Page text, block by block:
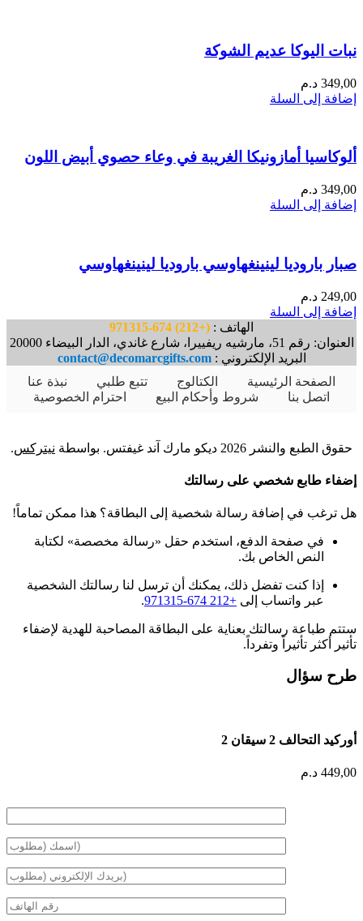
نبات اليوكا عديم الشوكة
349,00 د.م
إضافة إلى السلة
ألوكاسيا أمازونيكا الغريبة في وعاء حصوي أبيض اللون
349,00 د.م
إضافة إلى السلة
صبار باروديا لينينغهاوسي باروديا لينينغهاوسي
249,00 د.م
إضافة إلى السلة
الهاتف : (+212) 674-971315
العنوان: رقم 51، مارشيه ريفييرا، شارع غاندي، الدار البيضاء 20000
البريد الإلكتروني :contact@decomarcgifts.com
الصفحة الرئيسية
الكتالوج تتبع طلبي
نبذة عنا
اتصل بنا
شروط وأحكام البيع احترام الخصوصية
حقوق الطبع والنشر 2026 ديكو مارك آند غيفتس. بواسطة نيتركس.
إضفاء طابع شخصي على رسالتك
هل ترغب في إضافة رسالة شخصية إلى البطاقة؟ هذا ممكن تماماً!
في صفحة الدفع، استخدم حقل «رسالة مخصصة» لكتابة
النص الخاص بك.
إذا كنت تفضل ذلك، يمكنك أن ترسل لنا رسالتك الشخصية
عبر واتساب إلى +212 674-971315
.
ستتم طباعة رسالتك بعناية على البطاقة المصاحبة للهدية لإضفاء
تأثير أكثر تأثيراً وتفرداً.
طرح سؤال
أوركيد التحالف 2 سيقان 2
449,00 د.م